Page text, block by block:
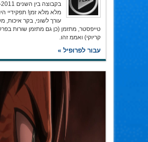
מלא מלא זמן! תפקידיי
עורך לשוני, בקר איכות,
טייפסטר, מתזמן (כן גם מתזמן שורות
קריוקי) ואממ זהו.
עבור לפרופיל »